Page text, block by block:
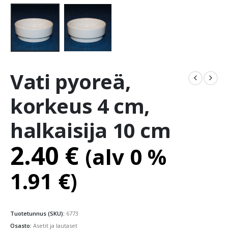
Vati pyoreä,
korkeus 4 cm,
halkaisija 10 cm
2.40 € (alv 0 %
1.91 €)
Tuotetunnus (SKU): 6773
Osasto: Asetit ja lautaset